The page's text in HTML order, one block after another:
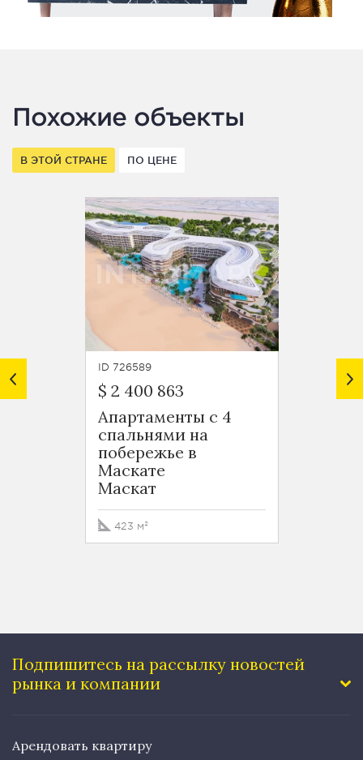
Похожие объекты
В ЭТОЙ СТРАНЕ ПО ЦЕНЕ
ID 726589
$ 2 400 863
Апартаменты с 4
спальнями на
побережье в
Маскате
Маскат
423 м²
$ 1
Подпишитесь на рассылку новостей
рынка и компании
Арендовать квартиру